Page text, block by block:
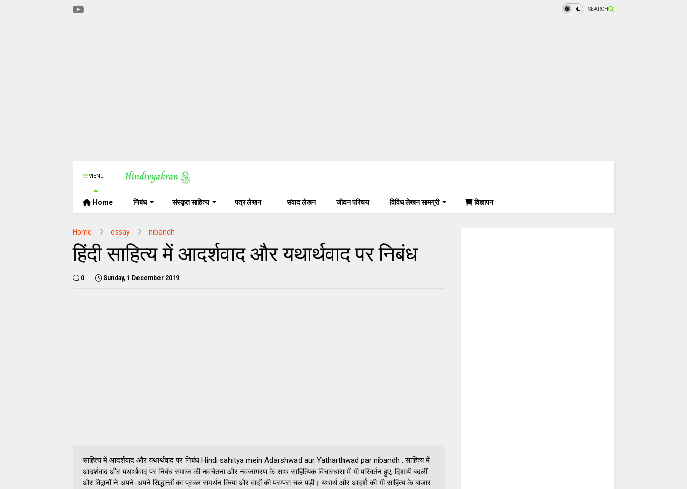
SEARCH
MENU
Home निबंध संस्कृत साहित्य पत्र लेखन संवाद लेखन जीवन परिचय विविध लेखन सामग्री विज्ञापन
Home essay nibandh
हिंदी साहित्य में आदर्शवाद और यथार्थवाद पर निबंध
0 Sunday, 1 December 2019
साहित्य में आदर्शवाद और यथार्थवाद पर निबंध Hindi sahitya mein Adarshwad aur Yatharthwad par nibandh : साहित्य में
आदर्शवाद और यथार्थवाद पर निबंध समाज की नवचेतना और नवजागरण के साथ साहित्यिक विचारधारा में भी परिवर्तन हुए, दिशायें बदलीं
और विद्वानों ने अपने-अपने सिद्धान्तों का प्रबल समर्थन किया और वादों की परम्परा चल पड़ी। यथार्थ और आदर्श की भी साहित्य के बाजार